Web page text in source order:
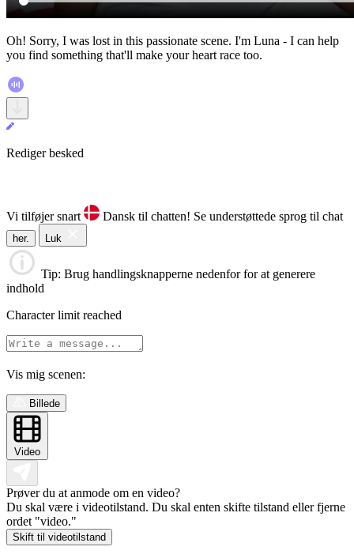
Oh! Sorry, I was lost in this passionate scene. I'm Luna - I can help
you find something that'll make your heart race too.
Rediger besked
Vi tilføjer snart Dansk til chatten! Se understøttede sprog til chat
her. Luk
Tip: Brug handlingsknapperne nedenfor for at generere
indhold
Character limit reached
Vis mig scenen:
Billede
Video
Prøver du at anmode om en video?
Du skal være i videotilstand. Du skal enten skifte tilstand eller fjerne
ordet "video."
Skift til videotilstand